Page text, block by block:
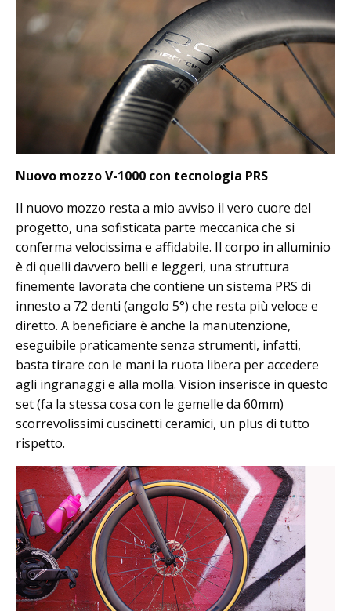
Nuovo mozzo V-1000 con tecnologia PRS
Il nuovo mozzo resta a mio avviso il vero cuore del
progetto, una sofisticata parte meccanica che si
conferma velocissima e affidabile. Il corpo in alluminio
è di quelli davvero belli e leggeri, una struttura
finemente lavorata che contiene un sistema PRS di
innesto a 72 denti (angolo 5°) che resta più veloce e
diretto. A beneficiare è anche la manutenzione,
eseguibile praticamente senza strumenti, infatti,
basta tirare con le mani la ruota libera per accedere
agli ingranaggi e alla molla. Vision inserisce in questo
set (fa la stessa cosa con le gemelle da 60mm)
scorrevolissimi cuscinetti ceramici, un plus di tutto
rispetto.